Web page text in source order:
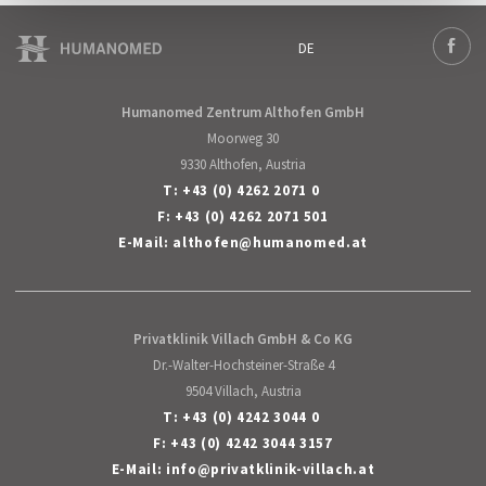
DE
Deutsch
Humanomed Zentrum Althofen GmbH
Moorweg 30
9330 Althofen, Austria
T: +43 (0) 4262 2071 0
F: +43 (0) 4262 2071 501
E-Mail: althofen@humanomed.at
Privatklinik Villach GmbH & Co KG
Dr.-Walter-Hochsteiner-Straße 4
9504 Villach, Austria
T: +43 (0) 4242 3044 0
F: +43 (0) 4242 3044 3157
E-Mail: info@privatklinik-villach.at